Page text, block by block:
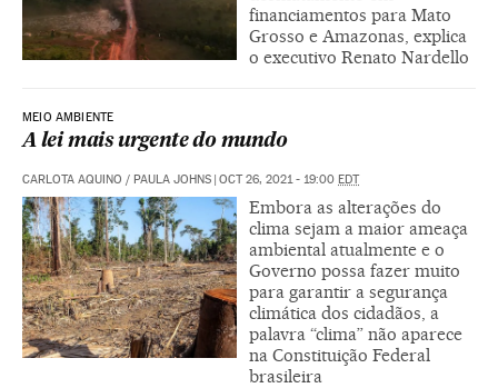
financiamentos para Mato
Grosso e Amazonas, explica
o executivo Renato Nardello
MEIO AMBIENTE
A lei mais urgente do mundo
CARLOTA AQUINO / PAULA JOHNS | OCT 26, 2021 - 19:00 EDT
Embora as alterações do
clima sejam a maior ameaça
ambiental atualmente e o
Governo possa fazer muito
para garantir a segurança
climática dos cidadãos, a
palavra “clima” não aparece
na Constituição Federal
brasileira